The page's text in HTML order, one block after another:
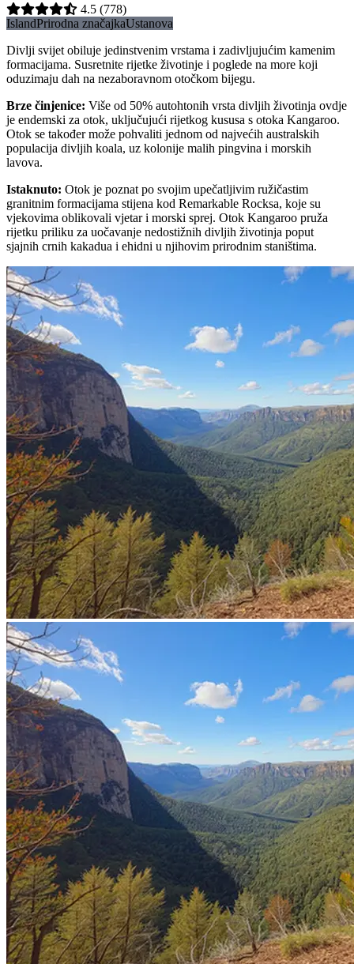
4.5 (778)
IslandPrirodna značajkaUstanova
Divlji svijet obiluje jedinstvenim vrstama i zadivljujućim kamenim
formacijama. Susretnite rijetke životinje i poglede na more koji
oduzimaju dah na nezaboravnom otočkom bijegu.
Brze činjenice: Više od 50% autohtonih vrsta divljih životinja ovdje
je endemski za otok, uključujući rijetkog kususa s otoka Kangaroo.
Otok se također može pohvaliti jednom od najvećih australskih
populacija divljih koala, uz kolonije malih pingvina i morskih
lavova.
Istaknuto: Otok je poznat po svojim upečatljivim ružičastim
granitnim formacijama stijena kod Remarkable Rocksa, koje su
vjekovima oblikovali vjetar i morski sprej. Otok Kangaroo pruža
rijetku priliku za uočavanje nedostižnih divljih životinja poput
sjajnih crnih kakadua i ehidni u njihovim prirodnim staništima.